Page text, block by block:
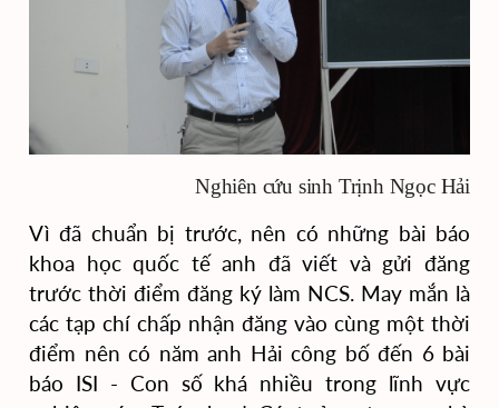
Nghiên cứu sinh Trịnh Ngọc Hải
Vì đã chuẩn bị trước, nên có những bài báo
khoa học quốc tế anh đã viết và gửi đăng
trước thời điểm đăng ký làm NCS. May mắn là
các tạp chí chấp nhận đăng vào cùng một thời
điểm nên có năm anh Hải công bố đến 6 bài
báo ISI - Con số khá nhiều trong lĩnh vực